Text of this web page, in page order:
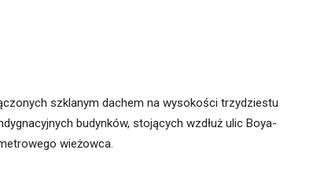
szklanym dachem na wysokości trzydziestu
budynków, stojących wzdłuż ulic Boya-
wieżowca.